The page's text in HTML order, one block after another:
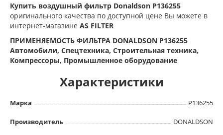
Купить воздушный фильтр Donaldson P136255
оригинального качества по доступной цене Вы можете в
интернет-магазине AS FILTER
ПРИМЕНЯЕМОСТЬ ФИЛЬТРА DONALDSON P136255
Автомобили, Спецтехника, Строительная техника,
Компрессоры, Промышленное оборудование
Характеристики
Марка P136255
Производитель DONALDSON